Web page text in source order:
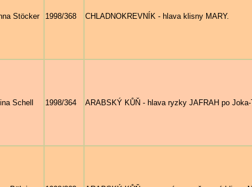
Stöcker 1998/368 CHLADNOKREVNÍK - hlava klisny MARY.
Schell 1998/364 ARABSKÝ KŮŇ - hlava ryzky JAFRAH po Joka-